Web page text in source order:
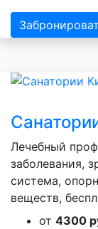
Лечебный
заболевания,
система,
веществ,
от 4300